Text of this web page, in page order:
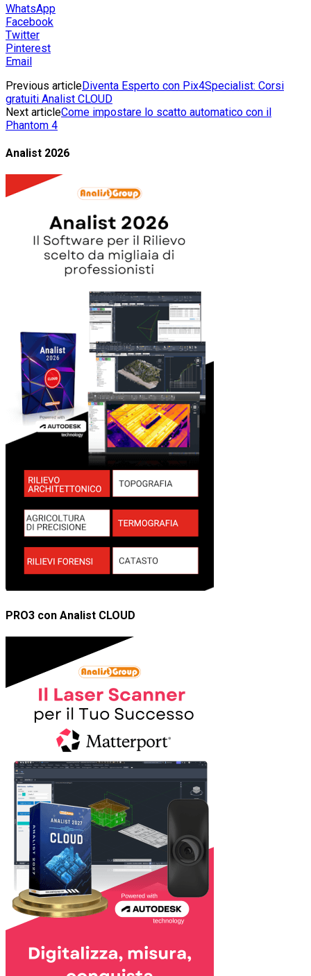
WhatsApp
Facebook
Twitter
Pinterest
Email
Previous articleDiventa Esperto con Pix4Specialist: Corsi
gratuiti Analist CLOUD
Next articleCome impostare lo scatto automatico con il
Phantom 4
Analist 2026
PRO3 con Analist CLOUD